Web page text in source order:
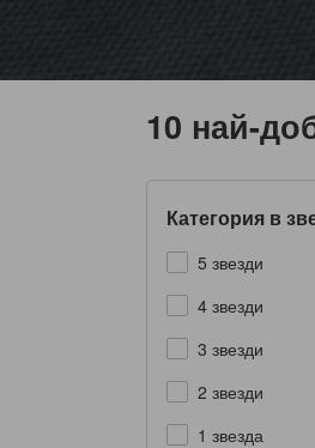
10 най-
Категория в
5 звезди
4 звезди
3 звезди
2 звезди
1 звезда